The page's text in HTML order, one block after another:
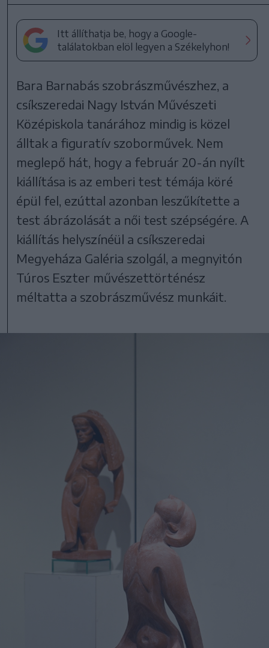
Itt állíthatja be, hogy a Google-
találatokban elöl legyen a Székelyhon!
Bara Barnabás szobrászművészhez, a
csíkszeredai Nagy István Művészeti
Középiskola tanárához mindig is közel
álltak a figuratív szoborművek. Nem
meglepő hát, hogy a február 20-án nyílt
kiállítása is az emberi test témája köré
épül fel, ezúttal azonban leszűkítette a
test ábrázolását a női test szépségére. A
kiállítás helyszínéül a csíkszeredai
Megyeháza Galéria szolgál, a megnyitón
Túros Eszter művészettörténész
méltatta a szobrászművész munkáit.